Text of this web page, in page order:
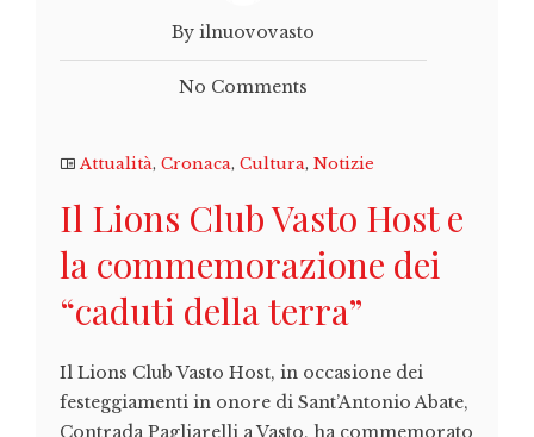
By ilnuovovasto
No Comments
Attualità, Cronaca, Cultura, Notizie
Il Lions Club Vasto Host e
la commemorazione dei
“caduti della terra”
Il Lions Club Vasto Host, in occasione dei
festeggiamenti in onore di Sant’Antonio Abate,
Contrada Pagliarelli a Vasto, ha commemorato